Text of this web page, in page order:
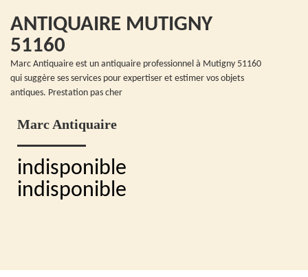
ANTIQUAIRE MUTIGNY
51160
Marc Antiquaire est un antiquaire professionnel à Mutigny 51160
qui suggère ses services pour expertiser et estimer vos objets
antiques. Prestation pas cher
Marc Antiquaire
indisponible
indisponible